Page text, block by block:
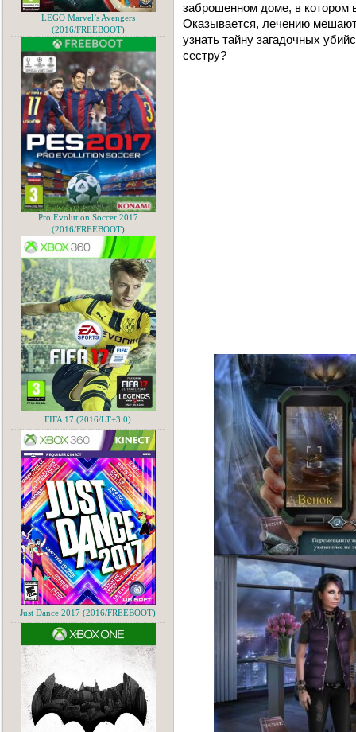
заброшенном доме, в котором
Оказывается, лечению
узнать тайну загадочных
сестру?
LEGO Marvel’s Avengers
(2016/FREEBOOT)
Pro Evolution Soccer 2017
(2016/FREEBOOT)
FIFA 17 (2016/LT+3.0)
Just Dance 2017 (2016/FREEBOOT)